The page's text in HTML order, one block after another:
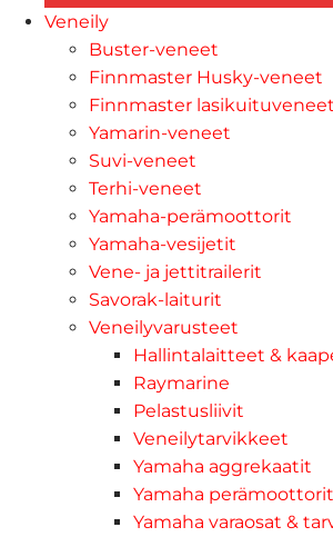
Veneily
Buster-veneet
Finnmaster Husky-veneet
Finnmaster lasikuituveneet
Yamarin-veneet
Suvi-veneet
Terhi-veneet
Yamaha-perämoottorit
Yamaha-vesijetit
Vene- ja jettitrailerit
Savorak-laiturit
Veneilyvarusteet
Hallintalaitteet &
Raymarine
Pelastusliivit
Veneilytarvikkeet
Yamaha aggrekaatit
Yamaha perämoottorit
Yamaha varaosat &